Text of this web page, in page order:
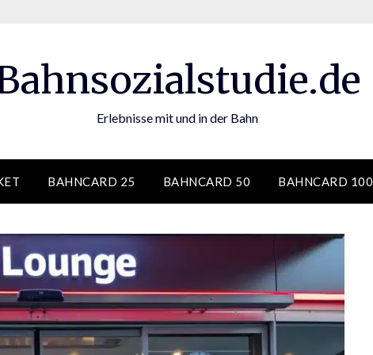
Erlebnisse mit und in der Bahn
BAHNCARD 25 BAHNCARD 50 BAHNCARD 100